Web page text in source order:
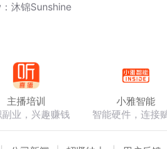
沐锦Sunshine
主播培训
副业，兴趣赚钱
小雅智能
智能硬件，连接